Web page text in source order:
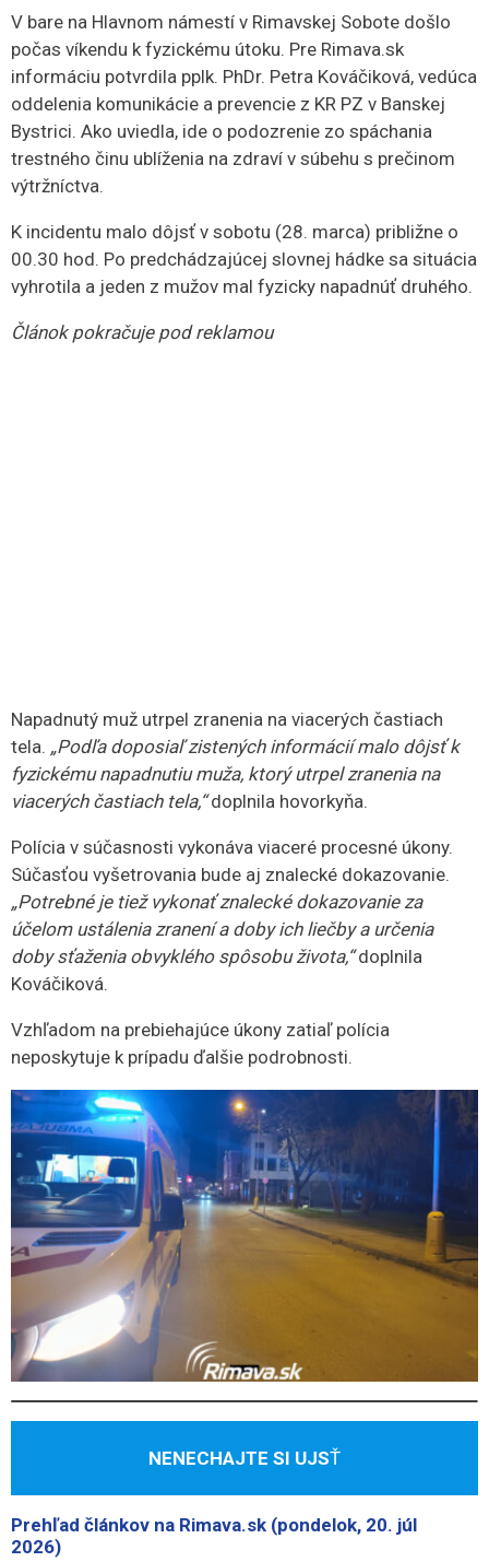
V bare na Hlavnom námestí v Rimavskej Sobote došlo
počas víkendu k fyzickému útoku. Pre Rimava.sk
informáciu potvrdila pplk. PhDr. Petra Kováčiková, vedúca
oddelenia komunikácie a prevencie z KR PZ v Banskej
Bystrici. Ako uviedla, ide o podozrenie zo spáchania
trestného činu ublíženia na zdraví v súbehu s prečinom
výtržníctva.
K incidentu malo dôjsť v sobotu (28. marca) približne o
00.30 hod. Po predchádzajúcej slovnej hádke sa situácia
vyhrotila a jeden z mužov mal fyzicky napadnúť druhého.
Článok pokračuje pod reklamou
Napadnutý muž utrpel zranenia na viacerých častiach
tela. „Podľa doposiaľ zistených informácií malo dôjsť k
fyzickému napadnutiu muža, ktorý utrpel zranenia na
viacerých častiach tela,“doplnila hovorkyňa.
Polícia v súčasnosti vykonáva viaceré procesné úkony.
Súčasťou vyšetrovania bude aj znalecké dokazovanie.
„Potrebné je tiež vykonať znalecké dokazovanie za
účelom ustálenia zranení a doby ich liečby a určenia
doby sťaženia obvyklého spôsobu života,“doplnila
Kováčiková.
Vzhľadom na prebiehajúce úkony zatiaľ polícia
neposkytuje k prípadu ďalšie podrobnosti.
NENECHAJTE SI UJSŤ
Prehľad článkov na Rimava.sk (pondelok, 20. júl
2026)